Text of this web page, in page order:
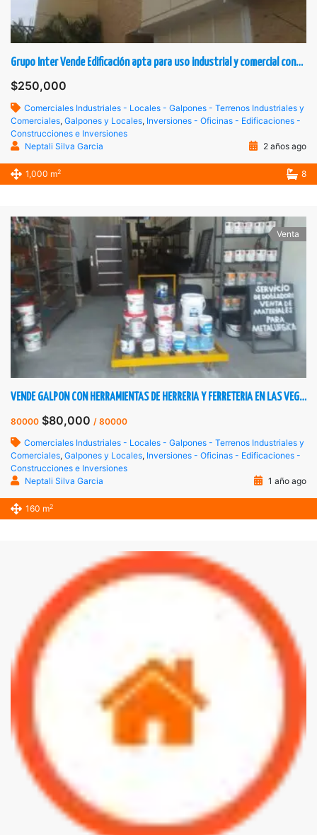
Grupo Inter Vende Edificación apta para uso industrial y comercial construido para industria textil o similar
$250,000
Comerciales Industriales - Locales - Galpones - Terrenos Industriales y
Comerciales, Galpones y Locales, Inversiones - Oficinas - Edificaciones -
Construcciones e Inversiones
Neptali Silva Garcia
2 años ago
1,000 m2 8
Venta
VENDE GALPON CON HERRAMIENTAS DE HERRERIA Y FERRETERIA EN LAS VEGAS DE TÁRIBA
80000 $80,000 / 80000
Comerciales Industriales - Locales - Galpones - Terrenos Industriales y
Comerciales, Galpones y Locales, Inversiones - Oficinas - Edificaciones -
Construcciones e Inversiones
Neptali Silva Garcia
1 año ago
160 m2